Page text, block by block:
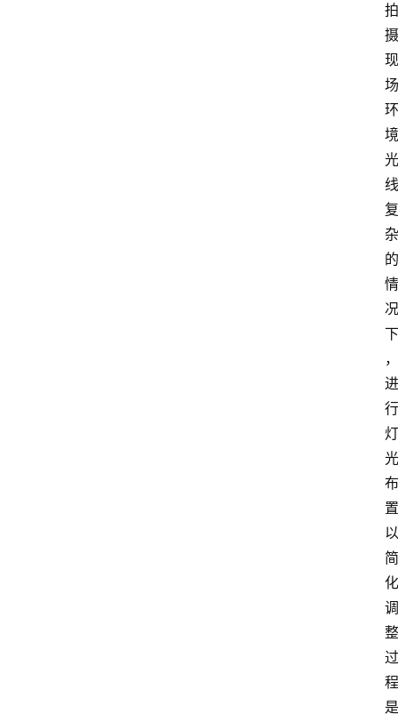
拍
摄
现
场
环
境
光
线
复
杂
的
情
况
下
，
进
行
灯
光
布
置
以
简
化
调
整
过
程
是